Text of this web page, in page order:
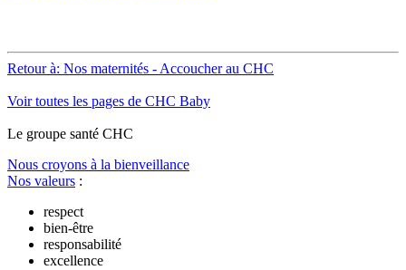
Retour à: Nos maternités - Accoucher au CHC
Voir toutes les pages de CHC Baby
Le groupe santé CHC
Nous croyons à la bienveillance
Nos valeurs :
respect
bien-être
responsabilité
excellence